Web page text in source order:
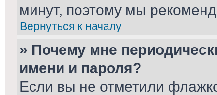
минут, поэтому мы
Вернуться к началу
» Почему мне
имени и пароля?
Если вы не отметили